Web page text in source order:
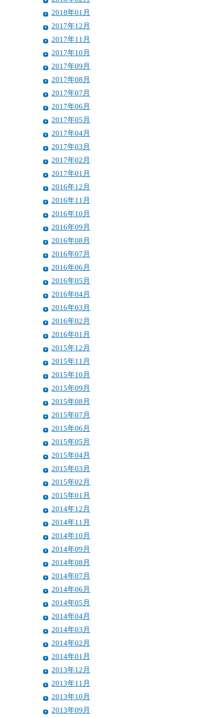
2018年01月
2017年12月
2017年11月
2017年10月
2017年09月
2017年08月
2017年07月
2017年06月
2017年05月
2017年04月
2017年03月
2017年02月
2017年01月
2016年12月
2016年11月
2016年10月
2016年09月
2016年08月
2016年07月
2016年06月
2016年05月
2016年04月
2016年03月
2016年02月
2016年01月
2015年12月
2015年11月
2015年10月
2015年09月
2015年08月
2015年07月
2015年06月
2015年05月
2015年04月
2015年03月
2015年02月
2015年01月
2014年12月
2014年11月
2014年10月
2014年09月
2014年08月
2014年07月
2014年06月
2014年05月
2014年04月
2014年03月
2014年02月
2014年01月
2013年12月
2013年11月
2013年10月
2013年09月